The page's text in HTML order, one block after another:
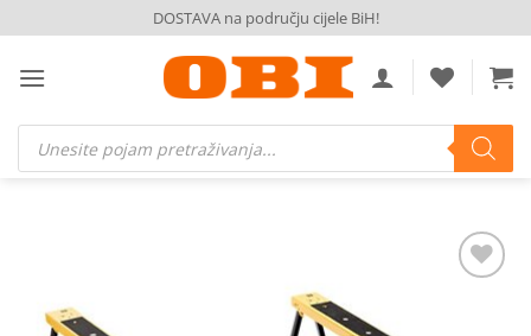
to
content
DOSTAVA na području cijele BiH!
Products
search